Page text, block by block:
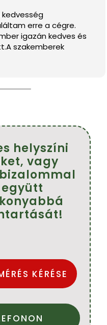
erre a cégre.
igazán kedves és
szakemberek
végeztek.
helyszíni
vagy
KÉRÉSE